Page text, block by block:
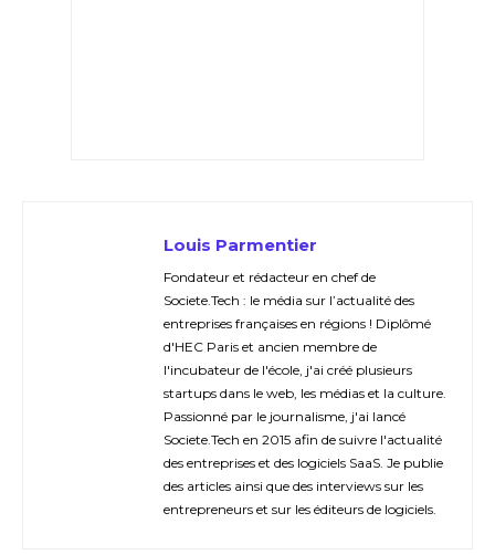
Louis Parmentier
Fondateur et rédacteur en chef de
Societe.Tech : le média sur l’actualité des
entreprises françaises en régions ! Diplômé
d'HEC Paris et ancien membre de
l'incubateur de l'école, j'ai créé plusieurs
startups dans le web, les médias et la culture.
Passionné par le journalisme, j'ai lancé
Societe.Tech en 2015 afin de suivre l'actualité
des entreprises et des logiciels SaaS. Je publie
des articles ainsi que des interviews sur les
entrepreneurs et sur les éditeurs de logiciels.